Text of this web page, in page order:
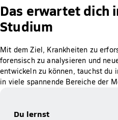
Das erwartet dich
Studium
Mit dem Ziel, Krankheiten zu
forensisch zu analysieren und
entwickeln zu können, tauchst du
in viele spannende Bereiche der
Du lernst